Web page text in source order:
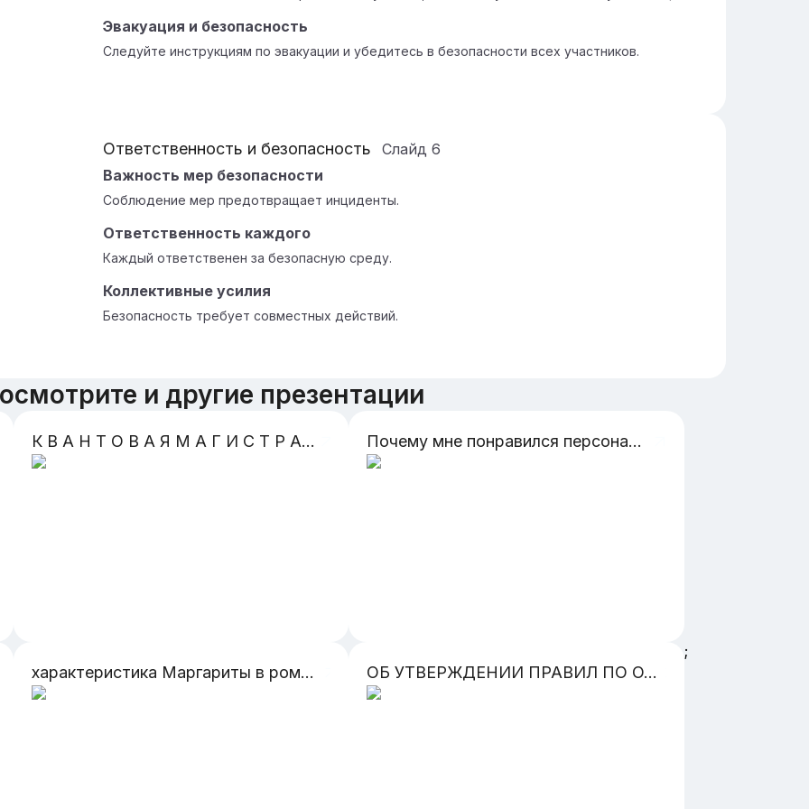
Эвакуация и безопасность
Следуйте инструкциям по эвакуации и убедитесь в безопасности всех участников.
Ответственность и безопасность Слайд 6
Важность мер безопасности
Соблюдение мер предотвращает инциденты.
Ответственность каждого
Каждый ответственен за безопасную среду.
Коллективные усилия
Безопасность требует совместных действий.
и другие презентации
К В А Н Т О В А Я М А Г И С Т Р А Л Ь Н А Я С Е Т Ь Почему мне понравился персонаж Мастер
характеристика Маргариты в романе Булгакова Мастер и Маргарита ОБ УТВЕРЖДЕНИИ ПРАВИЛ ПО ОХРАНЕ ТРУДА ПРИ РАБОТЕ В ОГРАНИЧЕННЫХ И ЗАМКНУТЫХ ПРОСТРАНСТВАХ
;